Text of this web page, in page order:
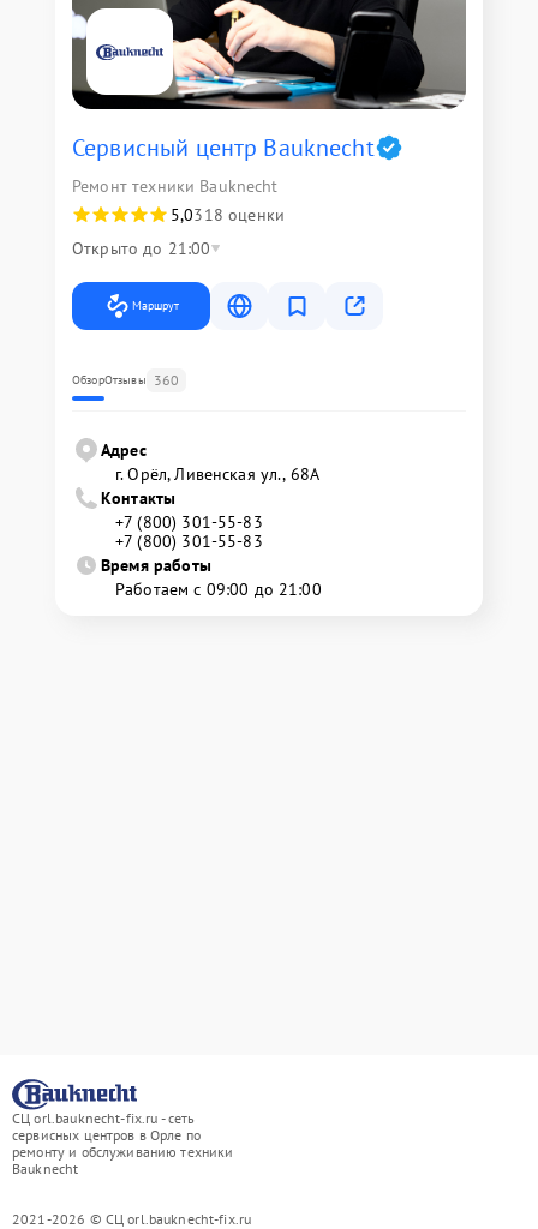
Сервисный центр Bauknecht
Ремонт техники Bauknecht
5,0318 оценки
Открыто до 21:00
Маршрут
ОбзорОтзывы 360
Адрес
г. Орёл, Ливенская ул., 68А
Контакты
+7 (800) 301-55-83
+7 (800) 301-55-83
Время работы
Работаем с 09:00 до 21:00
СЦ orl.bauknecht-fix.ru - сеть
сервисных центров в Орле по
ремонту и обслуживанию техники
Bauknecht
2021-2026 © СЦ orl.bauknecht-fix.ru